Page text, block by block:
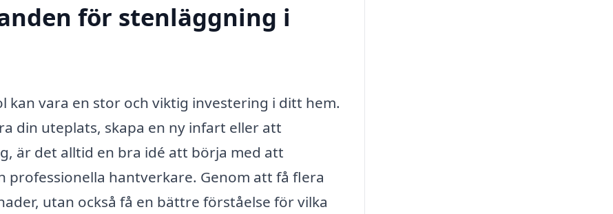
för stenläggning i
vara en stor och viktig investering i ditt hem.
din uteplats, skapa en ny infart eller att
är det alltid en bra idé att börja med att
hantverkare. Genom att få flera
utan också få en bättre förståelse för vilka